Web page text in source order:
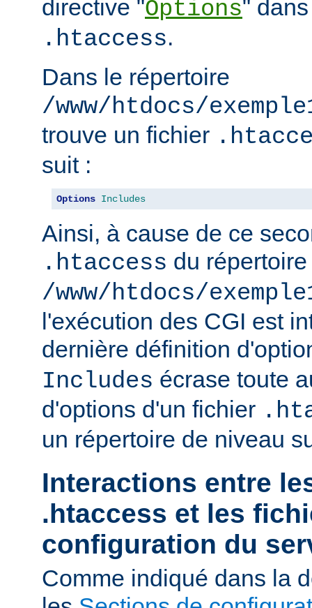
directive "Options"
.htaccess.
Dans le répertoire
/www/htdocs/
trouve un fichier
suit :
Options Includes
Ainsi, à cause de ce
.htaccess du répertoire
/www/htdocs/
l'exécution des CGI est
dernière définition
Includes écrase toute
d'options d'un fichier
un répertoire de niveau
Interactions entre
.htaccess et les
configuration du
Comme indiqué dans la